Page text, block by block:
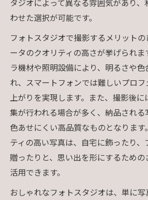
タジオによって異なる雰囲気があり
わせた選択が可能です。
フォトスタジオで撮影するメリット
ータのクオリティの高さが挙げられま
ラ機材や照明設備により、明るさや
れ、スマートフォンでは難しいプロ
上がりを実現します。また、撮影後に
集が行われる場合が多く、納品される
色あせにくい高品質なものとなります
ティの高い写真は、自宅に飾ったり、
贈ったりと、思い出を形にするため
活用できます。
おしゃれなフォトスタジオは、単に